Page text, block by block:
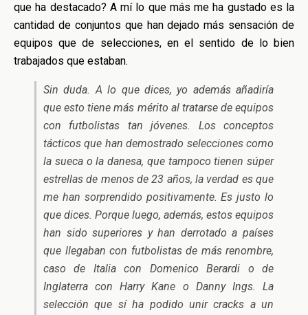
que ha destacado? A mí lo que más me ha gustado es la
cantidad de conjuntos que han dejado más sensación de
equipos que de selecciones, en el sentido de lo bien
trabajados que estaban.
Sin duda. A lo que dices, yo además añadiría
que esto tiene más mérito al tratarse de equipos
con futbolistas tan jóvenes. Los conceptos
tácticos que han demostrado selecciones como
la sueca o la danesa, que tampoco tienen súper
estrellas de menos de 23 años, la verdad es que
me han sorprendido positivamente. Es justo lo
que dices. Porque luego, además, estos equipos
han sido superiores y han derrotado a países
que llegaban con futbolistas de más renombre,
caso de Italia con Domenico Berardi o de
Inglaterra con Harry Kane o Danny Ings. La
selección que sí ha podido unir cracks a un